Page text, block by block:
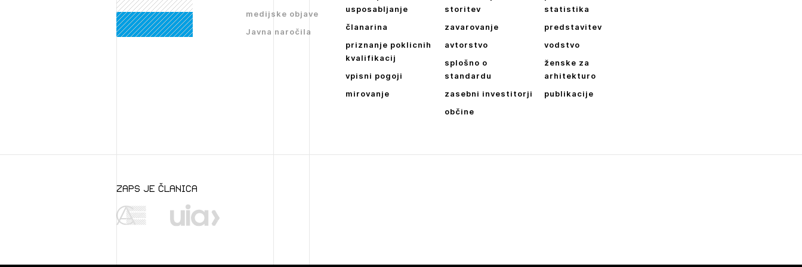
medijske objave
Javna naročila
usposabljanje
članarina
priznanje poklicnih
kvalifikacij
vpisni pogoji
mirovanje
storitev
zavarovanje
avtorstvo
splošno o
standardu
zasebni investitorji
občine
statistika
predstavitev
vodstvo
ženske za
arhitekturo
publikacije
zaps je članica
Dnevne medijske objave
NAPREJ